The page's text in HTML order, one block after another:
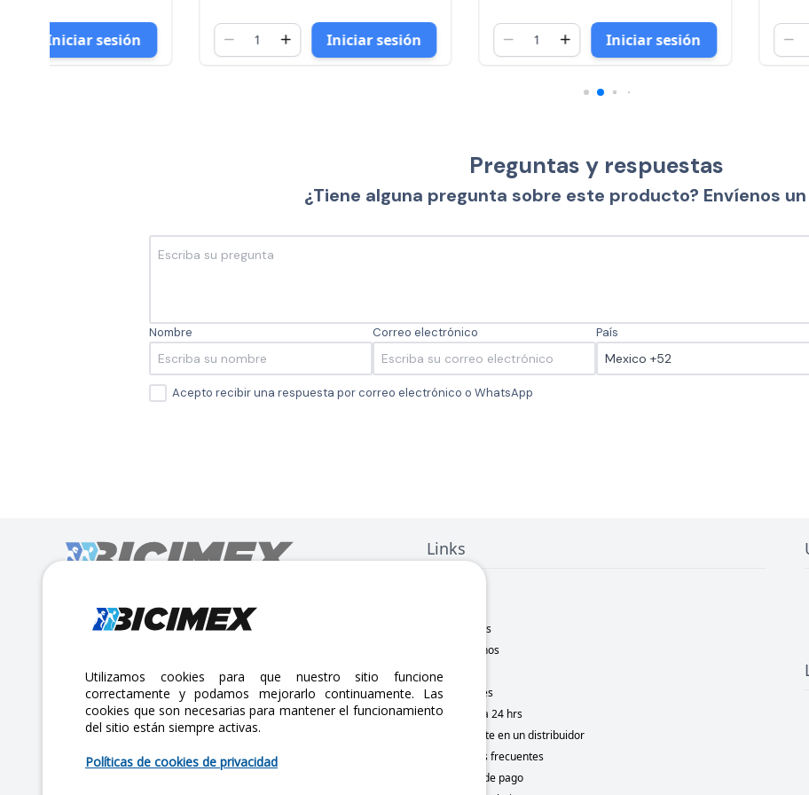
Iniciar sesión Iniciar sesión Iniciar
Preguntas y respuestas
¿Tiene alguna pregunta sobre este producto? Envíenos
Nombre Correo electrónico País
Acepto recibir una respuesta por correo electrónico o WhatsApp
Calle Lago Müritz No. 30 Col. Mariano Escobedo,
atencionclientes@bicimex.com
+ 55 9126 9007
Links
Sucursales
Contáctanos
Marcas
Novedades
Motometa 24 hrs
Conviértete en un distribuidor
Preguntas frecuentes
Métodos de pago
Utilizamos cookies para que nuestro sitio funcione
correctamente y podamos mejorarlo continuamente. Las
cookies que son necesarias para mantener el funcionamiento
del sitio están siempre activas.
Políticas de cookies de privacidad